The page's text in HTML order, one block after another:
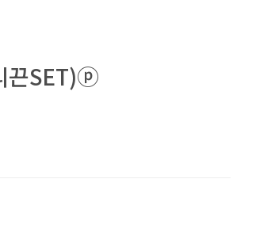
끈SET)ⓟ